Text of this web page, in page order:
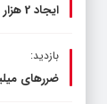
ایجاد 2 هزار فرصت شغلی برای مددجویان طی ۵ سال گذشته
بازدید:
ضررهای